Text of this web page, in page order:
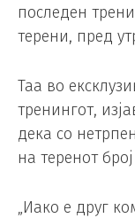
последен
терени, пред
Таа во
тренингот,
дека со
на теренот
„Иако е друг